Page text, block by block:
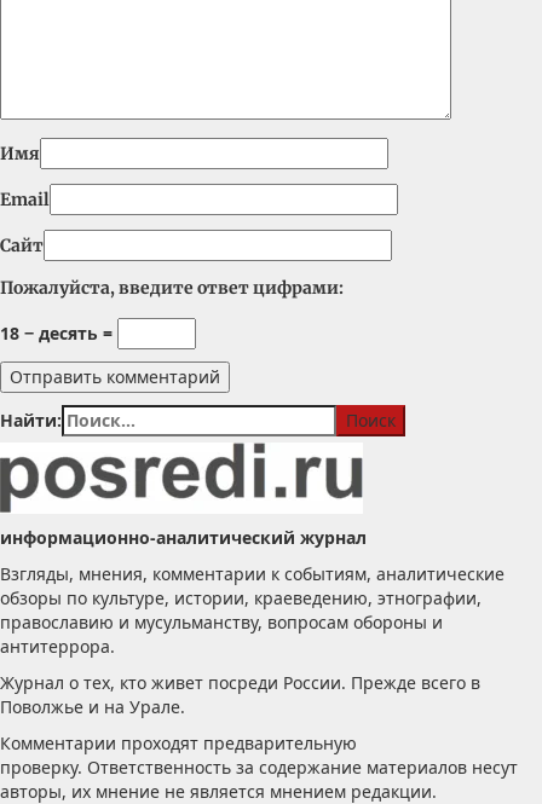
Имя
Email
Сайт
Пожалуйста, введите ответ цифрами:
18 − десять =
Найти:
информационно-аналитический журнал
Взгляды, мнения, комментарии к событиям, аналитические
обзоры по культуре, истории, краеведению, этнографии,
православию и мусульманству, вопросам обороны и
антитеррора.
Журнал о тех, кто живет посреди России. Прежде всего в
Поволжье и на Урале.
Комментарии проходят предварительную
проверку. Ответственность за содержание материалов несут
авторы, их мнение не является мнением редакции.